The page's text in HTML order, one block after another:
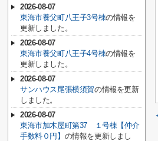
2026-08-07
東海市養父町八王子3号棟の情報を
更新しました。
2026-08-07
東海市養父町八王子4号棟の情報を
更新しました。
2026-08-07
サンハウス尾張横須賀の情報を更新
しました。
2026-08-07
東海市加木屋町第37 １号棟【仲介
手数料０円】 の情報を更新しまし